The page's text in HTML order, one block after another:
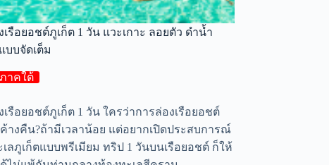
เรือยอชต์ภูเก็ต 1 วัน แวะเกาะ ลอยตัว ดำน้ำ
บบจัดเต็ม
ภาคใต้
เรือยอชต์ภูเก็ต 1 วัน ใครว่าการล่องเรือยอชต์
างคืน?ถ้ามีเวลาน้อย แต่อยากเปิดประสบการณ์
เลภูเก็ตแบบพรีเมียม ทริป 1 วันบนเรือยอชต์ ก็ให้